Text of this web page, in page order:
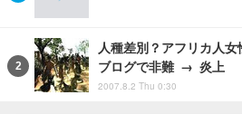
人種差別？アフリカ人
ブログで非難 → 炎上
2007.8.2 Thu 0:30